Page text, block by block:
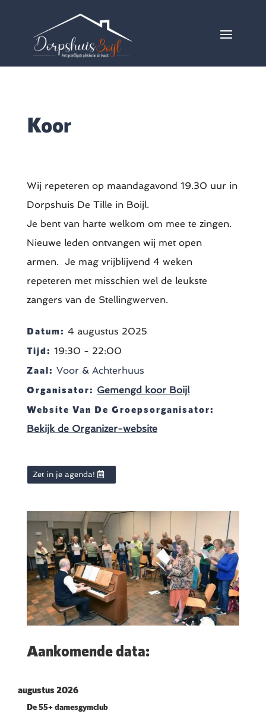
Koor
Wij repeteren op maandagavond 19.30 uur in
Dorpshuis De Tille in Boijl.
Je bent van harte welkom om mee te zingen.
Nieuwe leden ontvangen wij met open
armen. Je mag vrijblijvend 4 weken
repeteren met misschien wel de leukste
zangers van de Stellingwerven.
Datum: 4 augustus 2025
Tijd: 19:30 - 22:00
Zaal: Voor & Achterhuus
Organisator: Gemengd koor Boijl
Website Van De Groepsorganisator:
Bekijk de Organizer-website
Zet in je agenda!
Aankomende data:
augustus 2026
De 55+ damesgymclub